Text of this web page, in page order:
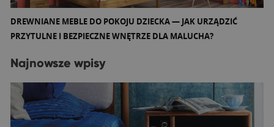
DREWNIANE MEBLE DO POKOJU DZIECKA — JAK URZĄDZIĆ
PRZYTULNE I BEZPIECZNE WNĘTRZE DLA MALUCHA?
Najnowsze wpisy